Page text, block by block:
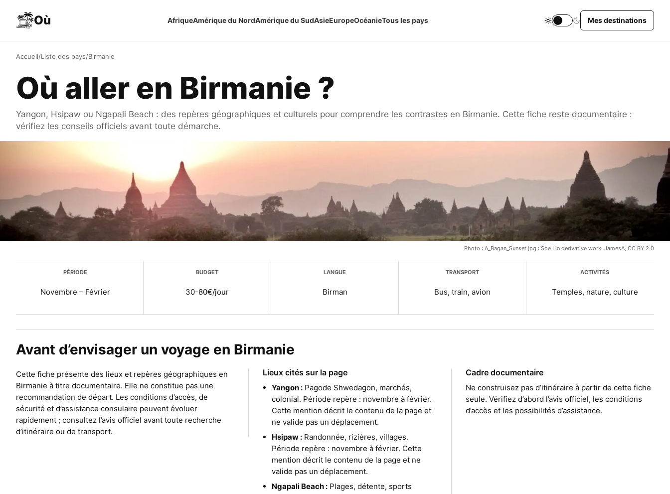
Où AfriqueAmérique du NordAmérique du SudAsieEuropeOcéanieTous les pays
Changer le thème du site
Mes destinations
Accueil/Liste des pays/Birmanie
Où aller en Birmanie ?
Yangon, Hsipaw ou Ngapali Beach : des repères géographiques et culturels pour comprendre les contrastes en Birmanie. Cette fiche reste documentaire :
vérifiez les conseils officiels avant toute démarche.
Photo : A_Bagan_Sunset.jpg : Soe Lin derivative work: JamesA, CC BY 2.0
Plus d’infos
PÉRIODE
Novembre – Février
BUDGET
30-80€/jour
LANGUE
Birman
TRANSPORT
Bus, train, avion
ACTIVITÉS
Temples, nature, culture
Avant d’envisager un voyage en Birmanie
Cette fiche présente des lieux et repères géographiques en
Birmanie à titre documentaire. Elle ne constitue pas une
recommandation de départ. Les conditions d’accès, de
sécurité et d’assistance consulaire peuvent évoluer
rapidement ; consultez l’avis officiel avant toute recherche
d’itinéraire ou de transport.
Lieux cités sur la page
Yangon :Pagode Shwedagon, marchés,
colonial. Période repère : novembre à février.
Cette mention décrit le contenu de la page et
ne valide pas un déplacement.
Hsipaw :Randonnée, rizières, villages.
Période repère : novembre à février. Cette
mention décrit le contenu de la page et ne
valide pas un déplacement.
Ngapali Beach :Plages, détente, sports
Cadre documentaire
Ne construisez pas d’itinéraire à partir de cette fiche
seule. Vérifiez d’abord l’avis officiel, les conditions
d’accès et les possibilités d’assistance.